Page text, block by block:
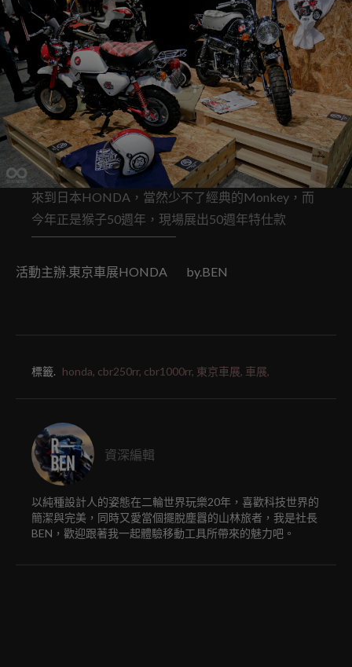
來到日本HONDA，當然少不了經典的Monkey，而
今年正是猴子50週年，現場展出50週年特仕款
活動主辦.東京車展HONDA by.BEN
標籤. honda, cbr250rr, cbr1000rr, 東京車展, 車展,
資深編輯
以純種設計人的姿態在二輪世界玩樂20年，喜歡科技世界的
簡潔與完美，同時又愛當個擺脫塵囂的山林旅者，我是社長
BEN，歡迎跟著我一起體驗移動工具所帶來的魅力吧。